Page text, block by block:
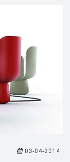
03-04-2014